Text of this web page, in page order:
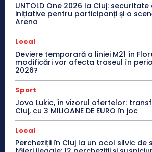
UNTOLD One 2026 la Cluj:
inițiative pentru participanți și o
Arena
Local
Deviere temporară a liniei M21 în
modificări vor afecta traseul în
2026?
Sport
Jovo Lukic, în vizorul ofertelor:
Cluj, cu 3 MILIOANE DE EURO în joc
Local
Percheziții în Cluj la un ocol silvic de